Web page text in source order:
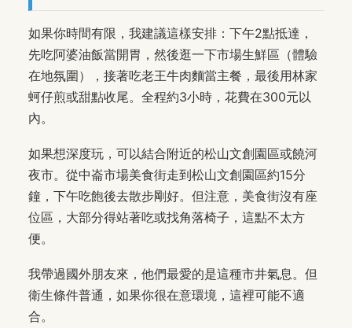
如果你時間有限，我建議這樣安排：下午2點抵達，
先吃阿婆油飯當開胃，然後逛一下市場生鮮區（體驗
在地氛圍），接著吃老王牛肉麵當主餐，最後用林家
蚵仔煎或甜點收尾。全程約3小時，花費在300元以
內。
如果想深度玩，可以結合附近的松山文創園區或饒河
夜市。從中崙市場美食街走到松山文創園區約15分
鐘，下午吃飽後去散步剛好。但注意，美食街沒有座
位區，大部分得站著吃或找角落椅子，這點不太方
便。
我帶過國外朋友來，他們最愛的是這種市井氣息。但
衛生條件普通，如果你很在意環境，這裡可能不適
合。